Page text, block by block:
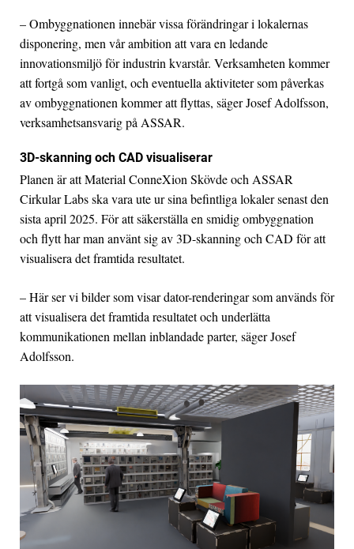
– Ombyggnationen innebär vissa förändringar i lokalernas
disponering, men vår ambition att vara en ledande
innovationsmiljö för industrin kvarstår. Verksamheten kommer
att fortgå som vanligt, och eventuella aktiviteter som påverkas
av ombyggnationen kommer att flyttas, säger Josef Adolfsson,
verksamhetsansvarig på ASSAR.
3D-skanning och CAD visualiserar
Planen är att Material ConneXion Skövde och ASSAR
Cirkular Labs ska vara ute ur sina befintliga lokaler senast den
sista april 2025. För att säkerställa en smidig ombyggnation
och flytt har man använt sig av 3D-skanning och CAD för att
visualisera det framtida resultatet.
– Här ser vi bilder som visar dator-renderingar som används för
att visualisera det framtida resultatet och underlätta
kommunikationen mellan inblandade parter, säger Josef
Adolfsson.